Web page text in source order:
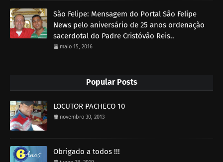
São Felipe: Mensagem do Portal São Felipe
News pelo aniversário de 25 anos ordenação
sacerdotal do Padre Cristóvão Reis..
maio 15, 2016
Popular Posts
LOCUTOR PACHECO 10
novembro 30, 2013
Obrigado a todos !!!